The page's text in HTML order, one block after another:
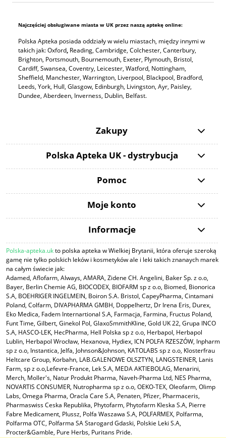
Najczęściej obsługiwane miasta w UK przez naszą aptekę online:
Polska Apteka posiada oddziały w wielu miastach, między innymi w
takich jak: Oxford, Reading, Cambridge, Colchester, Canterbury,
Brighton, Portsmouth, Bournemouth, Exeter, Plymouth, Bristol,
Cardiff, Swansea, Coventry, Leicester, Watford, Nottingham,
Sheffield, Manchester, Warrington, Liverpool, Blackpool, Bradford,
Leeds, York, Hull, Glasgow, Edinburgh, Livingston, Ayr, Paisley,
Dundee, Aberdeen, Inverness, Dublin, Belfast.
Zakupy
Polska Apteka UK - dystrybucja
Pomoc
Moje konto
Informacje
Polska-apteka.ukto polska apteka w Wielkiej Brytanii, która oferuje szeroką
gamę nie tylko polskich leków i kosmetyków ale i leki takich znanaych marek
na całym świecie jak:
Adamed, Aflofarm, Always, AMARA, Zidene CH. Angelini, Baker Sp. z o.o,
Bayer, Berlin Chemie AG, BIOCODEX, BIOFARM sp z o.o, Biomed, Bionorica
S.A, BOEHRIGER INGELMEIN, Boiron S.A. Bristol, CapeyPharma, Cintamani
Poland, Colfarm, DIVAPHARMA GMBH, Doppelhertz, Dr Irena Eris, Durex,
Eko Medica, Fadem Internartional S.A, Farmacja, Farmina, Fructus Poland,
Funt Time, Gilbert, Ginekol Pol, GlaxoSmmithKline, Gold UK 22, Grupa INCO
S.A, HASCO-LEK, HecPharma, Hell Polska sp z o.o, Herbapol, Herbapol
Lublin, Herbapol Wrocław, Hexanova, Hydiex, ICN POLFA RZESZÓW, Inpharm
sp z o.o, Instantica, Jelfa, Johnson&Johnson, KATOLABS sp z o.o, Klosterfrau
Heltcare Group, Korbahn, LAB.GALENOWE OLSZTYN, LANGSTEINER, Lanis
Farm, sp z o.o,Lefevre-France, Lek S.A, MEDA AKTIEBOLAG, Menarini,
Merch, Moller's, Natur Produkt Pharma, Naveh-Pharma Ltd, NES Pharma,
NOVARTIS CONSUMER, Nutropharma sp z o.o, OEKO-TEX, Oleofarm, Olimp
Labs, Omega Pharma, Oracla Care S.A, Penaten, Pfizer, Pharmaceris,
Pharmaswiss Ceska Republika, Phytofarm, Phytofarm Kleska S.A, Pierre
Fabre Medicament, Plussz, Polfa Waszawa S.A, POLFARMEX, Polfarma,
Polfarma OTC, Polfarma SA Starogard Gdaski, Polskie Leki S.A,
Procter&Gamble, Pure Herbs, Puritans Pride.